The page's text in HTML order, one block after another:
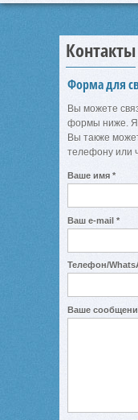
Контакты
Форма для
Вы можете
формы ниже. Я
Вы также
телефону или
Ваше имя *
Ваш e-mail *
Телефон/
Ваше